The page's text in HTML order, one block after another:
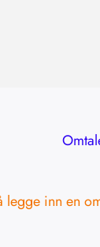
legge inn en